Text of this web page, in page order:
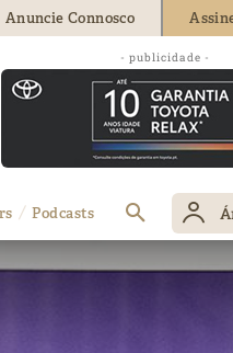
Anuncie Connosco
- publicidade -
Podcasts